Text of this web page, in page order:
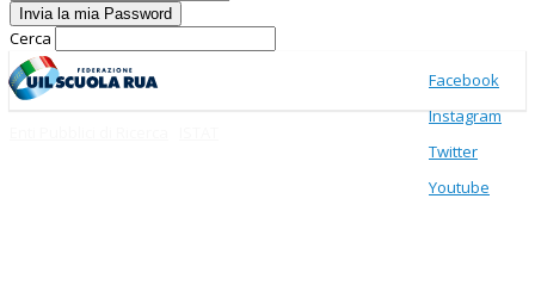
Cerca
Facebook
Instagram
Twitter
Youtube